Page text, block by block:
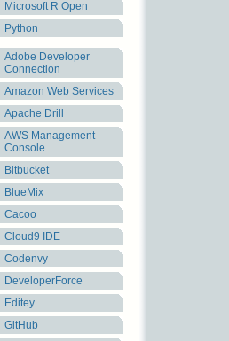
Microsoft R Open
Python
Adobe Developer
Connection
Amazon Web Services
Apache Drill
AWS Management
Console
Bitbucket
BlueMix
Cacoo
Cloud9 IDE
Codenvy
DeveloperForce
Editey
GitHub